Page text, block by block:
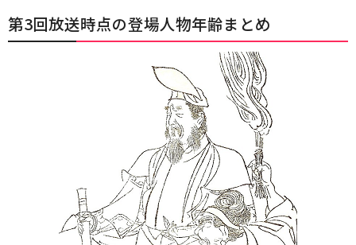
第3回放送時点の登場人物年齢まとめ